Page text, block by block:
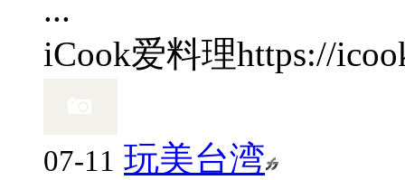
...
iCook爱料理https://
07-11 玩美台湾